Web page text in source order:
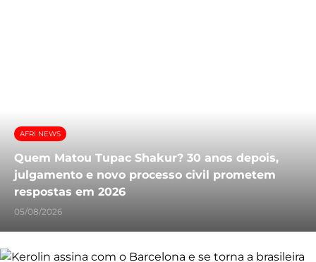
AFRI NEWS
Quem Matou Tupac Shakur? 30 anos depois,
julgamento e novo processo civil prometem
respostas em 2026
05/08/2026